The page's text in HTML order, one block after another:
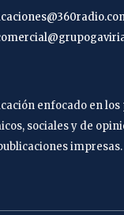
enfocado en
sociales y de
impresas.